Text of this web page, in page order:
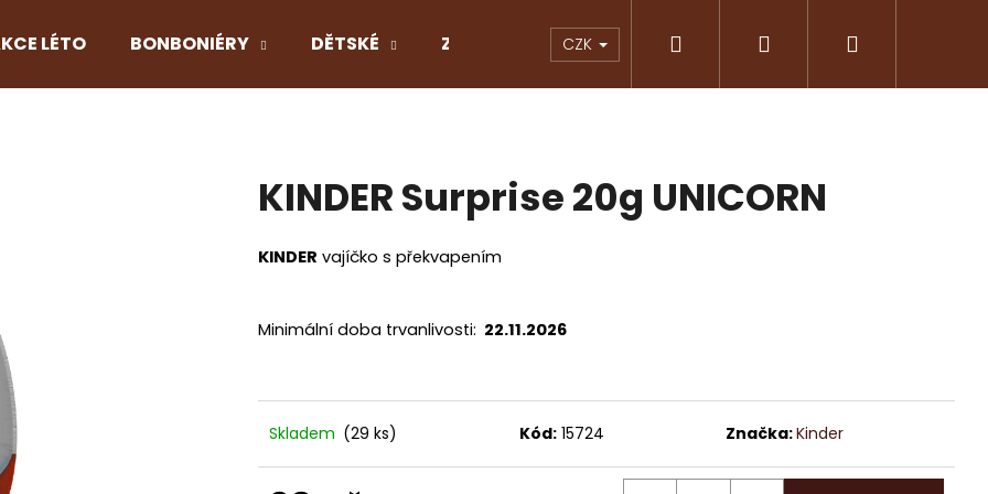
LÉTO BONBONIÉRY DĚTSKÉ Z LÁSKY ČOKOLÁDY ZNAČKOVÁ KÁVA
CZK Přihlášení
KINDER Surprise 20g UNICORN
KINDER vajíčko s překvapením
Minimální doba trvanlivosti: 22.11.2026
Skladem (29 ks) Kód: 15724 Značka:Kinder
HLEDAT
Následující